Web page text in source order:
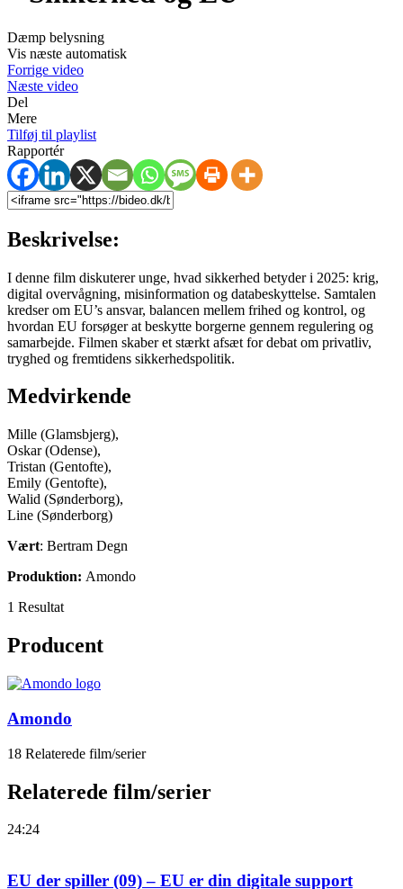
Dæmp belysning
Vis næste automatisk
Forrige video
Næste video
Del
Mere
Tilføj til playlist
Rapportér
Beskrivelse:
I denne film diskuterer unge, hvad sikkerhed betyder i 2025: krig,
digital overvågning, misinformation og databeskyttelse. Samtalen
kredser om EU’s ansvar, balancen mellem frihed og kontrol, og
hvordan EU forsøger at beskytte borgerne gennem regulering og
samarbejde. Filmen skaber et stærkt afsæt for debat om privatliv,
tryghed og fremtidens sikkerhedspolitik.
Medvirkende
Mille (Glamsbjerg),
Oskar (Odense),
Tristan (Gentofte),
Emily (Gentofte),
Walid (Sønderborg),
Line (Sønderborg)
Vært: Bertram Degn
Produktion: Amondo
1 Resultat
Producent
Amondo
18 Relaterede film/serier
Relaterede film/serier
24:24
EU der spiller (09) – EU er din digitale support